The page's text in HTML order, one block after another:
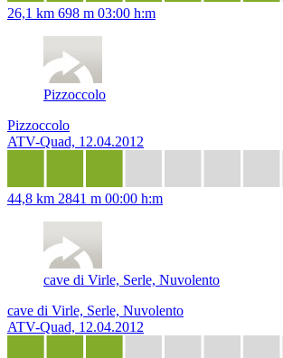
26,1 km 698 m 03:00 h:m
Pizzoccolo
Pizzoccolo
ATV-Quad, 12.04.2012
44,8 km 2841 m 00:00 h:m
cave di Virle, Serle, Nuvolento
cave di Virle, Serle, Nuvolento
ATV-Quad, 12.04.2012